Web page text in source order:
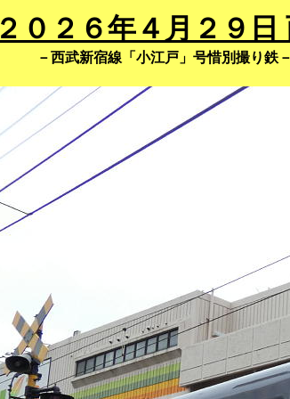
２０２６年４月２９
－西武新宿線「小江戸」号惜別撮り鉄－